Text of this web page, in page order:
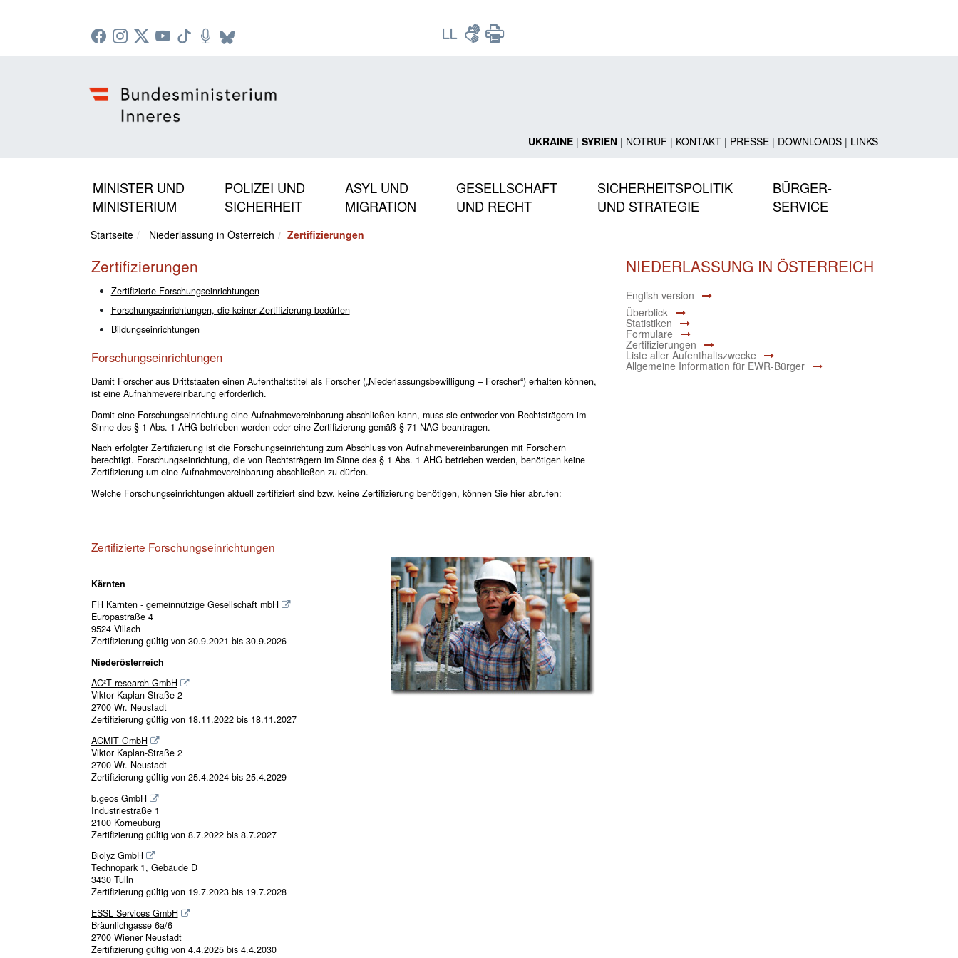
UKRAINE| SYRIEN| NOTRUF| KONTAKT| PRESSE| DOWNLOADS| LINKS
MINISTER UND
MINISTERIUM
POLIZEI UND
SICHERHEIT
ASYL UND
MIGRATION
GESELLSCHAFT
UND RECHT
SICHERHEITSPOLITIK
UND STRATEGIE
BÜRGER-
SERVICE
Startseite Niederlassung in Österreich Zertifizierungen
Zertifizierungen
Zertifizierte Forschungseinrichtungen
Forschungseinrichtungen, die keiner Zertifizierung bedürfen
Bildungseinrichtungen
Forschungseinrichtungen
Damit Forscher aus Drittstaaten einen Aufenthaltstitel als Forscher („Niederlassungsbewilligung – Forscher“) erhalten können,
ist eine Aufnahmevereinbarung erforderlich.
Damit eine Forschungseinrichtung eine Aufnahmevereinbarung abschließen kann, muss sie entweder von Rechtsträgern im
Sinne des § 1 Abs. 1 AHG betrieben werden oder eine Zertifizierung gemäß § 71 NAG beantragen.
Nach erfolgter Zertifizierung ist die Forschungseinrichtung zum Abschluss von Aufnahmevereinbarungen mit Forschern
berechtigt. Forschungseinrichtung, die von Rechtsträgern im Sinne des § 1 Abs. 1 AHG betrieben werden, benötigen keine
Zertifizierung um eine Aufnahmevereinbarung abschließen zu dürfen.
Welche Forschungseinrichtungen aktuell zertifiziert sind bzw. keine Zertifizierung benötigen, können Sie hier abrufen:
Zertifizierte Forschungseinrichtungen
Kärnten
FH Kärnten - gemeinnützige Gesellschaft mbH
Europastraße 4
9524 Villach
Zertifizierung gültig von 30.9.2021 bis 30.9.2026
Niederösterreich
AC²T research GmbH
Viktor Kaplan-Straße 2
2700 Wr. Neustadt
Zertifizierung gültig von 18.11.2022 bis 18.11.2027
ACMIT GmbH
Viktor Kaplan-Straße 2
2700 Wr. Neustadt
Zertifizierung gültig von 25.4.2024 bis 25.4.2029
b.geos GmbH
Industriestraße 1
2100 Korneuburg
Zertifizierung gültig von 8.7.2022 bis 8.7.2027
Biolyz GmbH
Technopark 1, Gebäude D
3430 Tulln
Zertifizierung gültig von 19.7.2023 bis 19.7.2028
ESSL Services GmbH
Bräunlichgasse 6a/6
2700 Wiener Neustadt
Zertifizierung gültig von 4.4.2025 bis 4.4.2030
NIEDERLASSUNG IN ÖSTERREICH
English version
Überblick
Statistiken
Formulare
Zertifizierungen
Liste aller Aufenthaltszwecke
Allgemeine Information für EWR-Bürger